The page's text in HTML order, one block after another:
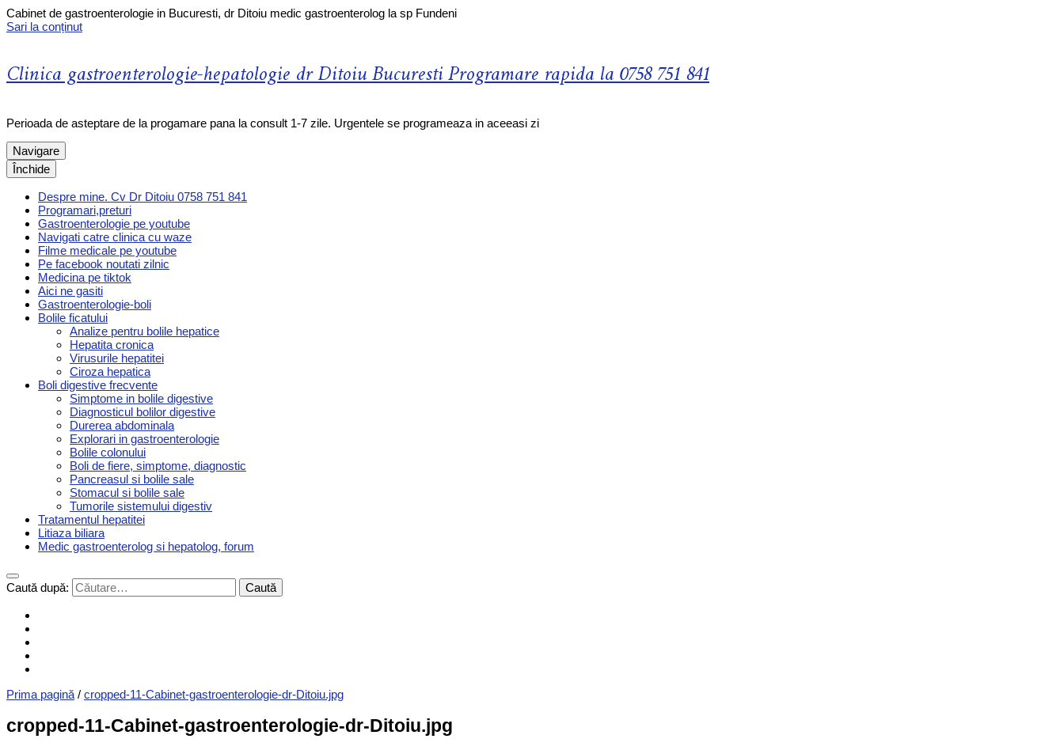
Cabinet de gastroenterologie in Bucuresti, dr Ditoiu medic gastroenterolog la sp Fundeni
Sari la conținut
Clinica gastroenterologie-hepatologie dr Ditoiu Bucuresti Programare rapida la 0758 751 841
Perioada de asteptare de la progamare pana la consult 1-7 zile. Urgentele se programeaza in aceeasi zi
Navigare
Închide
Despre mine. Cv Dr Ditoiu 0758 751 841
Programari,preturi
Gastroenterologie pe youtube
Navigati catre clinica cu waze
Filme medicale pe youtube
Pe facebook noutati zilnic
Medicina pe tiktok
Aici ne gasiti
Gastroenterologie-boli
Bolile ficatului
Analize pentru bolile hepatice
Hepatita cronica
Virusurile hepatitei
Ciroza hepatica
Boli digestive frecvente
Simptome in bolile digestive
Diagnosticul bolilor digestive
Durerea abdominala
Explorari in gastroenterologie
Bolile colonului
Boli de fiere, simptome, diagnostic
Pancreasul si bolile sale
Stomacul si bolile sale
Tumorile sistemului digestiv
Tratamentul hepatitei
Litiaza biliara
Medic gastroenterolog si hepatolog, forum
Caută după:
Prima pagină / cropped-11-Cabinet-gastroenterologie-dr-Ditoiu.jpg
cropped-11-Cabinet-gastroenterologie-dr-Ditoiu.jpg